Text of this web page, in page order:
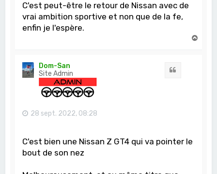
C'est peut-être le retour de Nissan avec de
vrai ambition sportive et non que de la fe,
enfin je l'espère.
Dom-San
Site Admin
28 sept. 2022, 08:28
C'est bien une Nissan Z GT4 qui va pointer le
bout de son nez